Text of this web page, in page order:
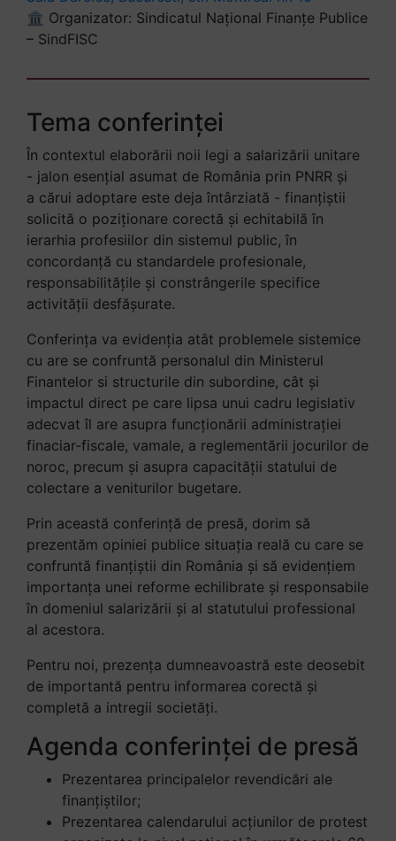
🏛 Organizator: Sindicatul Național Finanțe Publice
– SindFISC
Tema conferinței
În contextul elaborării noii legi a salarizării unitare
- jalon esențial asumat de România prin PNRR și
a cărui adoptare este deja întârziată - finanțiștii
solicită o poziționare corectă și echitabilă în
ierarhia profesiilor din sistemul public, în
concordanță cu standardele profesionale,
responsabilitățile și constrângerile specifice
activității desfășurate.
Conferința va evidenția atât problemele sistemice
cu are se confruntă personalul din Ministerul
Finantelor si structurile din subordine, cât și
impactul direct pe care lipsa unui cadru legislativ
adecvat îl are asupra funcționării administrației
finaciar-fiscale, vamale, a reglementării jocurilor de
noroc, precum și asupra capacității statului de
colectare a veniturilor bugetare.
Prin această conferință de presă, dorim să
prezentăm opiniei publice situația reală cu care se
confruntă finanțiștii din România și să evidențiem
importanța unei reforme echilibrate și responsabile
în domeniul salarizării și al statutului professional
al acestora.
Pentru noi, prezența dumneavoastră este deosebit
de importantă pentru informarea corectă și
completă a intregii societăți.
Agenda conferinței de presă
Prezentarea principalelor revendicări ale
finanțiștilor;
Prezentarea calendarului acțiunilor de protest